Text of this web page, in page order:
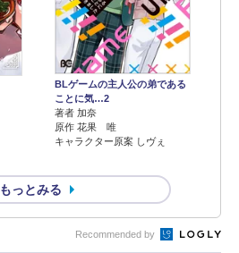
BLゲームの主人公の弟である
ことに気…2
著者 加奈
原作 花果 唯
キャラクター原案 しヴぇ
もっとみる
Recommended by